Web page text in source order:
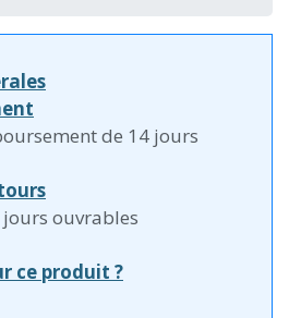
de 14 jours
ouvrables
ce produit ?